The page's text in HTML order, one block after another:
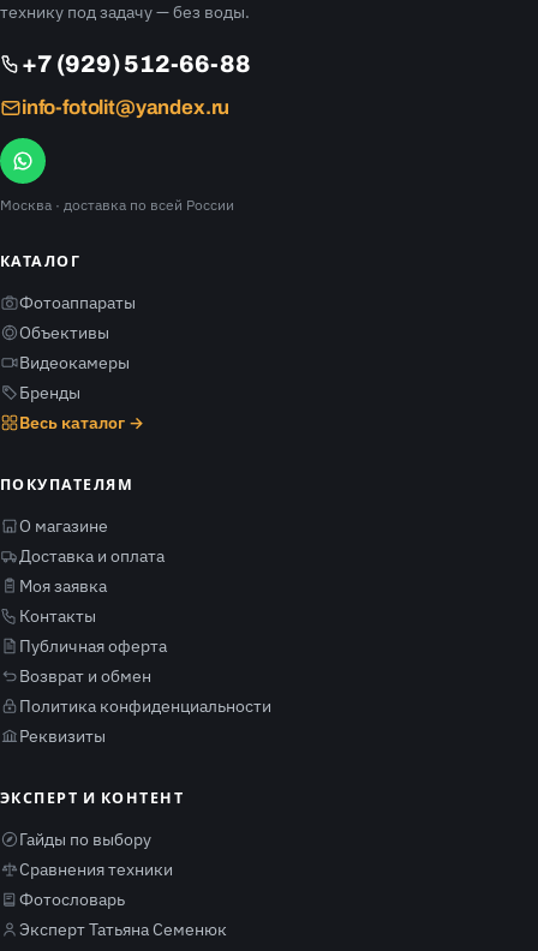
технику под задачу — без воды.
+7 (929) 512-66-88
info-fotolit@yandex.ru
Москва · доставка по всей России
КАТАЛОГ
Фотоаппараты
Объективы
Видеокамеры
Бренды
Весь каталог →
ПОКУПАТЕЛЯМ
О магазине
Доставка и оплата
Моя заявка
Контакты
Публичная оферта
Возврат и обмен
Политика конфиденциальности
Реквизиты
ЭКСПЕРТ И КОНТЕНТ
Гайды по выбору
Сравнения техники
Фотословарь
Эксперт Татьяна Семенюк